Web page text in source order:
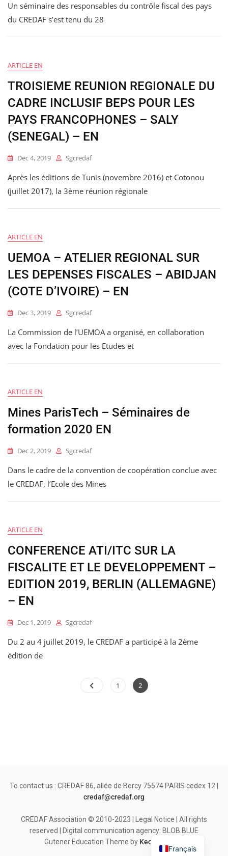
Un séminaire des responsables du contrôle fiscal des pays
du CREDAF s’est tenu du 28
ARTICLE EN
TROISIEME REUNION REGIONALE DU
CADRE INCLUSIF BEPS POUR LES
PAYS FRANCOPHONES – SALY
(SENEGAL) – EN
Dec 4, 2019 Sgcredaf
Après les éditions de Tunis (novembre 2016) et Cotonou
(juillet 2017), la 3ème réunion régionale
ARTICLE EN
UEMOA – ATELIER REGIONAL SUR
LES DEPENSES FISCALES – ABIDJAN
(COTE D’IVOIRE) – EN
Dec 3, 2019 Sgcredaf
La Commission de l’UEMOA a organisé, en collaboration
avec la Fondation pour les Etudes et
ARTICLE EN
Mines ParisTech – Séminaires de
formation 2020 EN
Dec 2, 2019 Sgcredaf
Dans le cadre de la convention de coopération conclue avec
le CREDAF, l’Ecole des Mines
ARTICLE EN
CONFERENCE ATI/ITC SUR LA
FISCALITE ET LE DEVELOPPEMENT –
EDITION 2019, BERLIN (ALLEMAGNE)
– EN
Dec 1, 2019 Sgcredaf
Du 2 au 4 juillet 2019, le CREDAF a participé à la 2ème
édition de
Posts
Page
1 Page
2
To contact us : CREDAF 86, allée de Bercy 75574 PARIS cedex 12 |
credaf@credaf.org
CREDAF Association © 2010-2023 | Legal Notice | All rights
reserved | Digital communication agency: BLOB.BLUE
Gutener Education Theme by Keon Themes
Français